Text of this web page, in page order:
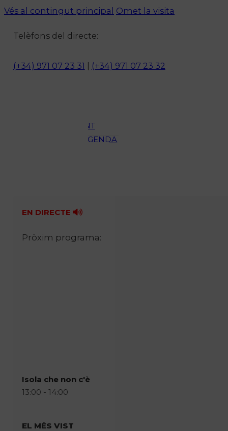
Vés al contingut principal Omet la visita
Telèfons del directe:
(+34) 971 07 23 31 (+34) 971 07 23 32
OCI
AMBIENT
AGENDA
Fes-te'n soci!
EN DIRECTE
Pròxim programa:
Isola che non c'è
13:00 - 14:00
EL MÉS VIST